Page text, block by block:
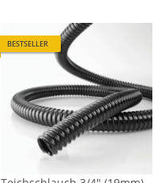
BESTSELLER